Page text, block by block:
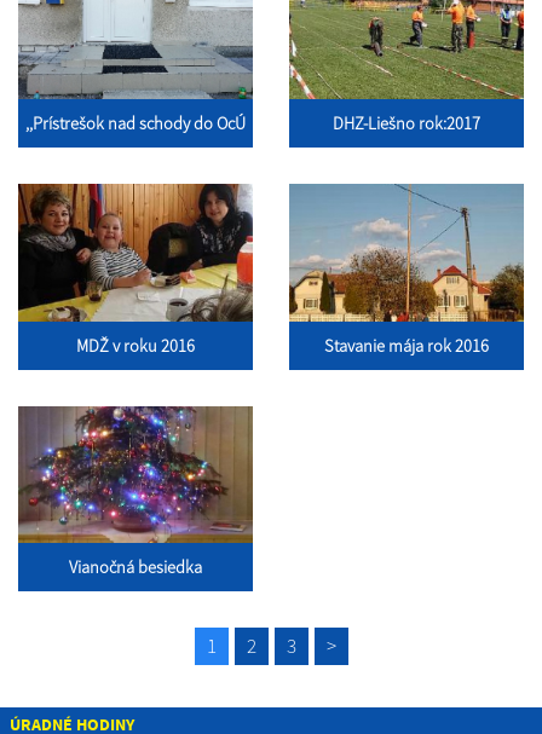
,,Prístrešok nad schody do OcÚ DHZ-Liešno rok:2017
MDŽ v roku 2016 Stavanie mája rok 2016
Vianočná besiedka
1 2 3 >
ÚRADNÉ HODINY